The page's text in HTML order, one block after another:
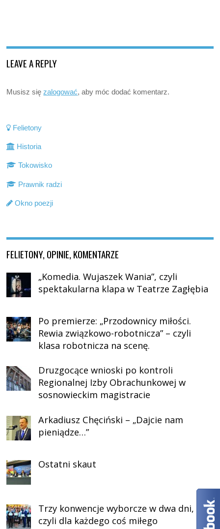
LEAVE A REPLY
Musisz sięzalogować, aby móc dodać komentarz.
Felietony
Historia
Tokowisko
Prawnik radzi
Okno poezji
FELIETONY, OPINIE, KOMENTARZE
„Komedia. Wujaszek Wania”, czyli
spektakularna klapa w Teatrze Zagłębia
Po premierze: „Przodownicy miłości.
Rewia związkowo-robotnicza” – czyli
klasa robotnicza na scenę.
Druzgocące wnioski po kontroli
Regionalnej Izby Obrachunkowej w
sosnowieckim magistracie
Arkadiusz Chęciński – „Dajcie nam
pieniądze…”
Ostatni skaut
Trzy konwencje wyborcze w dwa dni,
czyli dla każdego coś miłego